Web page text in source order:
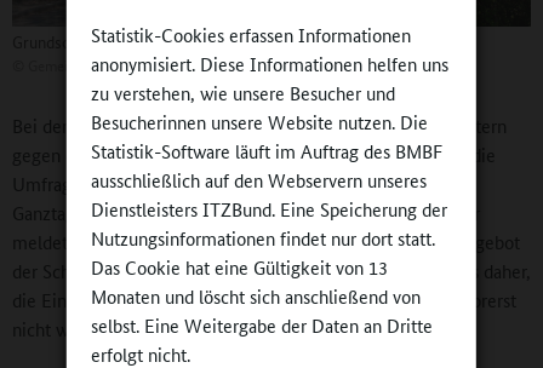
Statistik-Cookies erfassen Informationen
anonymisiert. Diese Informationen helfen uns
zu verstehen, wie unsere Besucher und
Besucherinnen unsere Website nutzen. Die
Statistik-Software läuft im Auftrag des BMBF
ausschließlich auf den Webservern unseres
Dienstleisters ITZBund. Eine Speicherung der
Nutzungsinformationen findet nur dort statt.
Das Cookie hat eine Gültigkeit von 13
Monaten und löscht sich anschließend von
selbst. Eine Weitergabe der Daten an Dritte
erfolgt nicht.
Grundschule Langhurst: Außenstelle der Mörburgschule.
Gemeinde Schutterwald
Bei der Umfrage sprach sich eine deutliche Mehrheit der Eltern
gegen die Einführung der Ganztagsschule aus. Zwar zeigte die
Umfrage, dass es Eltern gibt, die sich die Einführung einer
Ganztagsschule wünschen, die überwiegende Mehrheit aber
meldete eine hohe Zufriedenheit mit dem bestehenden Angebot
der Schulkindbetreuung zurück. Der Gemeinderat beschloss daher,
die Einführung der Ganztagsschule im Grundschulbereich vorerst
nicht weiterzuverfolgen.